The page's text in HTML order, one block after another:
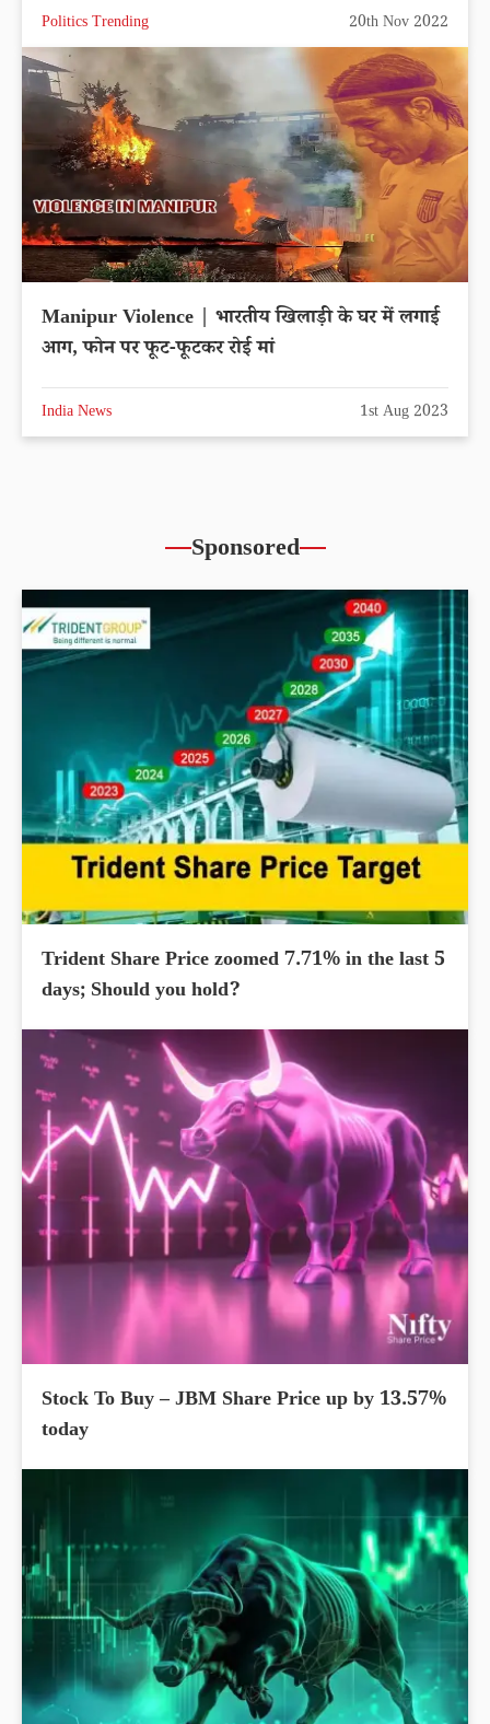
Politics Trending 20th Nov 2022
Manipur Violence | भारतीय खिलाड़ी के घर में लगाई
आग, फोन पर फूट-फूटकर रोई मां
India News 1st Aug 2023
Sponsored
Trident Share Price zoomed 7.71% in the last 5
days; Should you hold?
Stock To Buy – JBM Share Price up by 13.57%
today